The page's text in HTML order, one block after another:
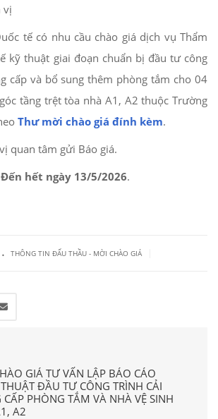
vị
tế có nhu cầu chào giá dịch vụ Thẩm
kỹ thuật giai đoạn chuẩn bị đầu tư công
cấp và bổ sung thêm phòng tắm cho 04
tầng trệt tòa nhà A1, A2 thuộc Trường
Thư mời chào giá đính kèm.
quan tâm gửi Báo giá.
Đến hết ngày 13/5/2026.
. THÔNG TIN ĐẤU THẦU - MỜI CHÀO GIÁ
GIÁ TƯ VẤN LẬP BÁO CÁO
THUẬT ĐẦU TƯ CÔNG TRÌNH CẢI
PHÒNG TẮM VÀ NHÀ VỆ SINH
A2